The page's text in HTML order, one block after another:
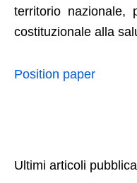
territorio nazionale,
costituzionale alla
Position paper
Ultimi articoli